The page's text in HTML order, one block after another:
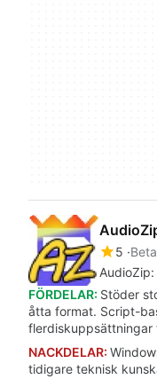
5
FÖRDELAR: Stöder
åtta format. Script-
flerdiskuppsättningar
NACKDELAR:
tidigare teknisk